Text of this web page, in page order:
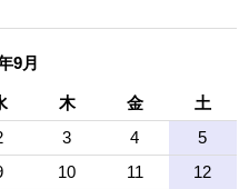
9月
木 金
土
3 4
5
10 11
12